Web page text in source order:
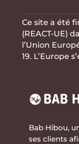
Ce site a été
(REACT-UE)
l’Union
19. L’Europe
Bab Hibou,
ses clients